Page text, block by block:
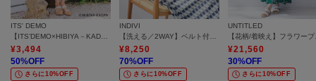
ITS' DEMO
¥3,494
50%OFF
さらに10%OFF
INDIVI
¥8,250
70%OFF
さらに10%OFF
UNTITLED
¥21,560
30%OFF
さらに10%OFF